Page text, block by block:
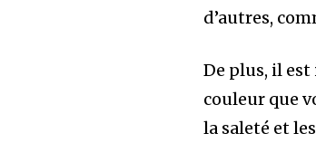
d’autres,
De plus, il
couleur que
la saleté et